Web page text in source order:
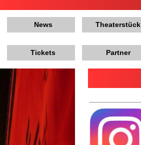
News Theaterstück
Tickets Partner